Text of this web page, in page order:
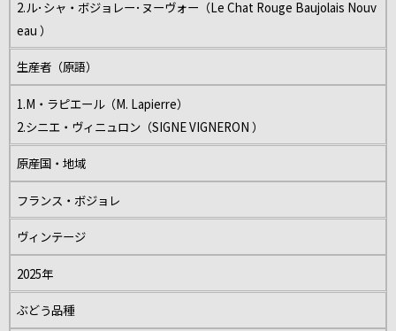
2.ル･シャ・ボジョレー･ヌーヴォー（Le Chat Rouge Baujolais Nouv
eau ）
生産者（原語）
1.M・ラピエール（M. Lapierre）
2.シニエ・ヴィニュロン（SIGNE VIGNERON ）
原産国・地域
フランス・ボジョレ
ヴィンテージ
2025年
ぶどう品種